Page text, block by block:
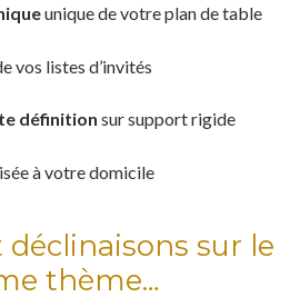
unique de votre plan de table
vos listes d’invités
définition sur support rigide
à votre domicile
déclinaisons sur le
thème…